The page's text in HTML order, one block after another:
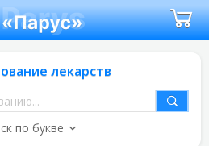
лекарств
по букве